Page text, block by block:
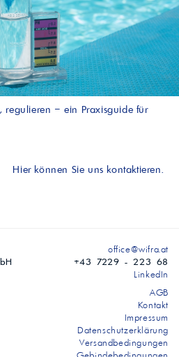
regulieren – ein Praxisguide für
Hier können Sie uns kontaktieren.
office@wifra.at
+43 7229 - 223 68
LinkedIn
AGB
Kontakt
Impressum
Datenschutzerklärung
Versandbedingungen